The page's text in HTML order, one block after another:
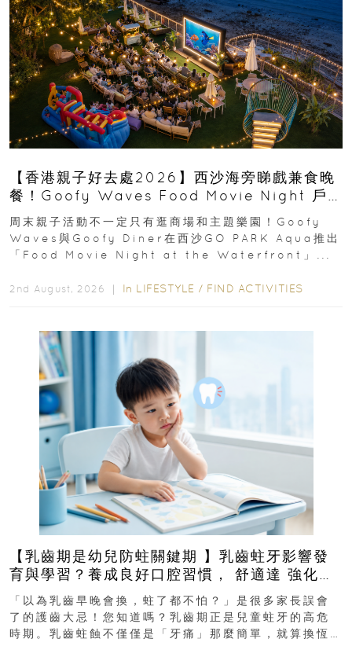
【香港親子好去處2026】西沙海旁睇戲兼食晚
餐！Goofy Waves Food Movie Night 戶
外影院逢週末登場
周末親子活動不一定只有逛商場和主題樂園！Goofy
Waves與Goofy Diner在西沙GO PARK Aqua推出
「Food Movie Night at the Waterfront」...
2nd August, 2026 ｜ In LIFESTYLE / FIND ACTIVITIES
【乳齒期是幼兒防蛀關鍵期 】乳齒蛀牙影響發
育與學習？養成良好口腔習慣， 舒適達 強化琺
瑯質 兒童牙膏防護指南
「以為乳齒早晚會換，蛀了都不怕？」是很多家長誤會
了的護齒大忌！您知道嗎？乳齒期正是兒童蛀牙的高危
時期。乳齒蛀蝕不僅僅是「牙痛」那麼簡單，就算換恆